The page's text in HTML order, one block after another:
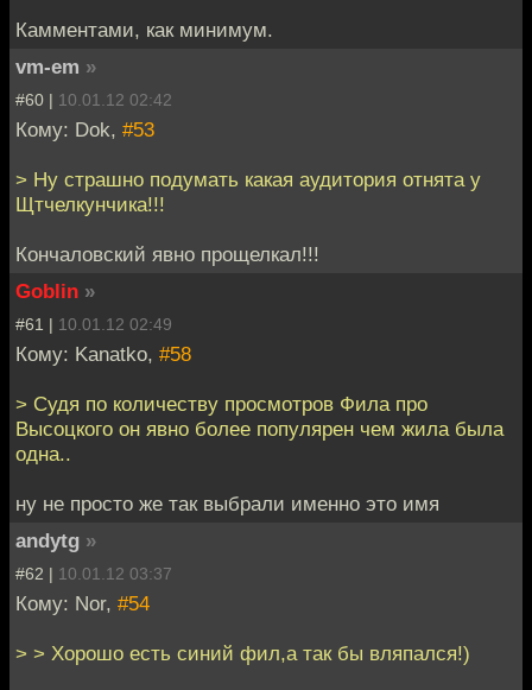
Камментами, как минимум.
vm-em »
#60 | 10.01.12 02:42
Кому: Dok, #53
> Ну страшно подумать какая аудитория отнята у
Щтчелкунчика!!!
Кончаловский явно прощелкал!!!
Goblin »
#61 | 10.01.12 02:49
Кому: Kanatko, #58
> Судя по количеству просмотров Фила про
Высоцкого он явно более популярен чем жила была
одна..
ну не просто же так выбрали именно это имя
andytg »
#62 | 10.01.12 03:37
Кому: Nor, #54
> > Хорошо есть синий фил,а так бы вляпался!)